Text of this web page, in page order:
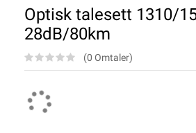
Optisk talesett 1310/
28dB/80km
(0 Omtaler)